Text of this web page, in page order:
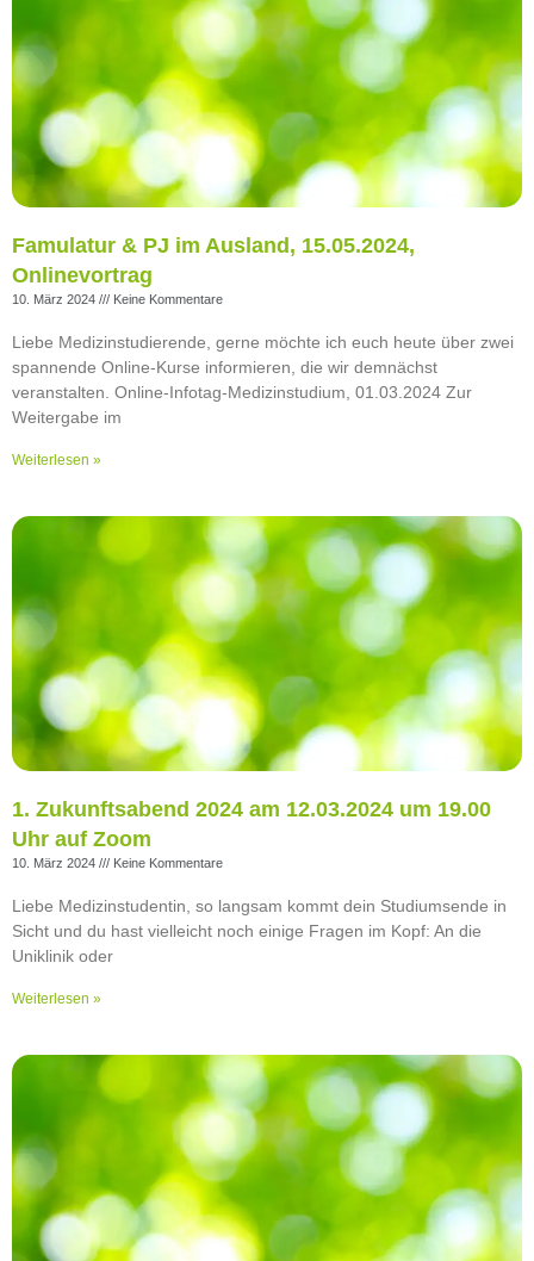
Famulatur & PJ im Ausland, 15.05.2024,
Onlinevortrag
10. März 2024 Keine Kommentare
Liebe Medizinstudierende, gerne möchte ich euch heute über zwei
spannende Online-Kurse informieren, die wir demnächst
veranstalten. Online-Infotag-Medizinstudium, 01.03.2024 Zur
Weitergabe im
Weiterlesen »
1. Zukunftsabend 2024 am 12.03.2024 um 19.00
Uhr auf Zoom
10. März 2024 Keine Kommentare
Liebe Medizinstudentin, so langsam kommt dein Studiumsende in
Sicht und du hast vielleicht noch einige Fragen im Kopf: An die
Uniklinik oder
Weiterlesen »